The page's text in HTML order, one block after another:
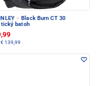
· Black Burn CT 30
batoh
€ 139,99